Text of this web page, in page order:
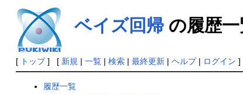
ベイズ回帰の履歴一
[ トップ] [ 新規 | 一覧| 検索| 最終更新| ヘルプ| ログイン ]
履歴一覧